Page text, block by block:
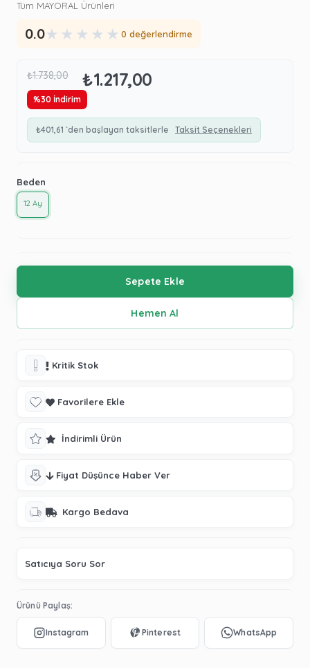
Tüm MAYORAL Ürünleri
0.0★ ★ ★ ★ ★ 0 değerlendirme
₺1.738,00 ₺1.217,00
%30 İndirim
₺401,61 `den başlayan taksitlerle Taksit Seçenekleri
Beden
12 Ay
Kritik Stok
Favorilere Ekle
İndirimli Ürün
Fiyat Düşünce Haber Ver
Kargo Bedava
Satıcıya Soru Sor
Ürünü Paylaş: